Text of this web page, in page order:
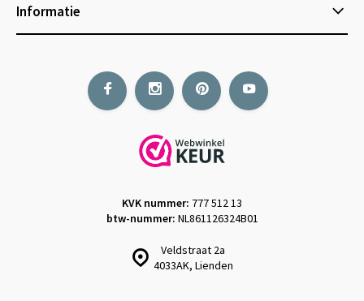
Informatie
Veldstraat 2a
4033AK, Lienden
KVK nummer: 777 512 13
btw-nummer: NL861126324B01